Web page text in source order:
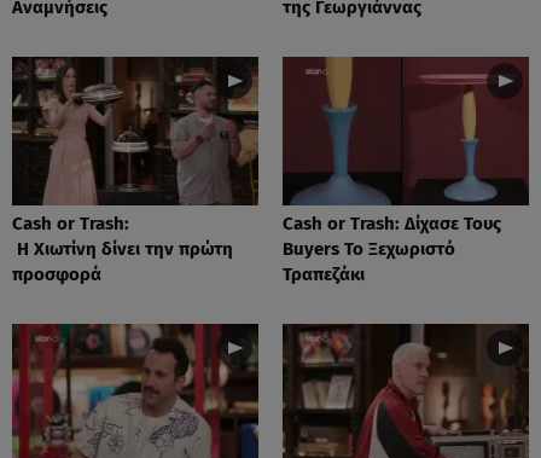
Αναμνήσεις
της Γεωργιάννας
Cash or Trash:
Η Χιωτίνη δίνει την πρώτη
προσφορά
Cash or Trash: Δίχασε Τους
Buyers Το Ξεχωριστό
Τραπεζάκι